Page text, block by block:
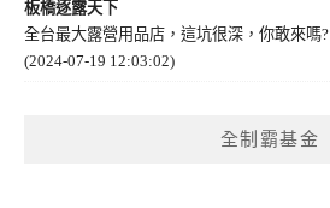
板橋逐露天下
全台最大露營用品店，這坑很深，你敢來嗎?
(2024-07-19 12:03:02)
全制霸基金